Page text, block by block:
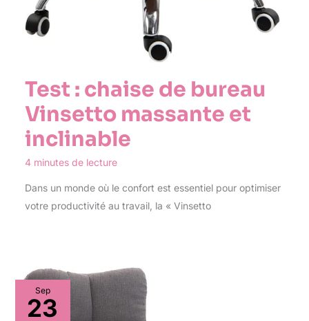
Test : chaise de bureau
Vinsetto massante et
inclinable
4 minutes de lecture
Dans un monde où le confort est essentiel pour optimiser
votre productivité au travail, la « Vinsetto
Sep
23